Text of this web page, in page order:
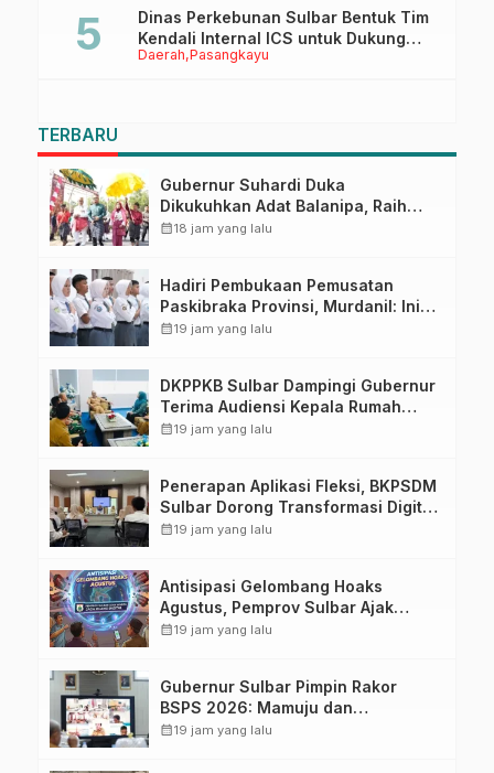
Daerah Pasangkayu
Dinas Perkebunan Sulbar Bentuk Tim
Kendali Internal ICS untuk Dukung
Sertifikasi ISPO Pekebun di
TERBARU
Gubernur Suhardi Duka
Dikukuhkan Adat Balanipa, Raih
Gelar Sulo Tappidena
calendar_month18 jam yang lalu
Hadiri Pembukaan Pemusatan
Paskibraka Provinsi, Murdanil: Ini
Membentuk Karakter Hingga
calendar_month19 jam yang lalu
DKPPKB Sulbar Dampingi Gubernur
Terima Audiensi Kepala Rumah
Sakit TK. III Punggawa Malolo
calendar_month19 jam yang lalu
Penerapan Aplikasi Fleksi, BKPSDM
Sulbar Dorong Transformasi Digital
Sistem Kehadiran ASN
calendar_month19 jam yang lalu
Antisipasi Gelombang Hoaks
Agustus, Pemprov Sulbar Ajak
Warga Jaga Ruang Digital
calendar_month19 jam yang lalu
Gubernur Sulbar Pimpin Rakor
BSPS 2026: Mamuju dan
Pasangkayu Masih Nol Realisasi
calendar_month19 jam yang lalu